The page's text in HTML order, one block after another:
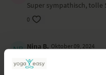
Super sympathisch,
0
Nina B. Oktober 09, 2024
Sehr wertvoll, danke Timo!